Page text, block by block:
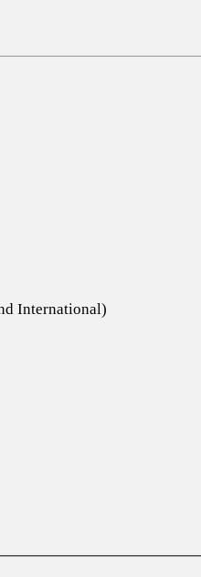
International)